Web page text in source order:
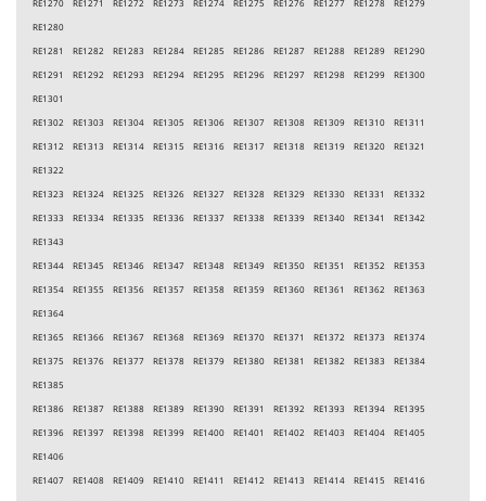
RE1270 RE1271 RE1272 RE1273 RE1274 RE1275 RE1276 RE1277 RE1278 RE1279
RE1280
RE1281 RE1282 RE1283 RE1284 RE1285 RE1286 RE1287 RE1288 RE1289 RE1290
RE1291 RE1292 RE1293 RE1294 RE1295 RE1296 RE1297 RE1298 RE1299 RE1300
RE1301
RE1302 RE1303 RE1304 RE1305 RE1306 RE1307 RE1308 RE1309 RE1310 RE1311
RE1312 RE1313 RE1314 RE1315 RE1316 RE1317 RE1318 RE1319 RE1320 RE1321
RE1322
RE1323 RE1324 RE1325 RE1326 RE1327 RE1328 RE1329 RE1330 RE1331 RE1332
RE1333 RE1334 RE1335 RE1336 RE1337 RE1338 RE1339 RE1340 RE1341 RE1342
RE1343
RE1344 RE1345 RE1346 RE1347 RE1348 RE1349 RE1350 RE1351 RE1352 RE1353
RE1354 RE1355 RE1356 RE1357 RE1358 RE1359 RE1360 RE1361 RE1362 RE1363
RE1364
RE1365 RE1366 RE1367 RE1368 RE1369 RE1370 RE1371 RE1372 RE1373 RE1374
RE1375 RE1376 RE1377 RE1378 RE1379 RE1380 RE1381 RE1382 RE1383 RE1384
RE1385
RE1386 RE1387 RE1388 RE1389 RE1390 RE1391 RE1392 RE1393 RE1394 RE1395
RE1396 RE1397 RE1398 RE1399 RE1400 RE1401 RE1402 RE1403 RE1404 RE1405
RE1406
RE1407 RE1408 RE1409 RE1410 RE1411 RE1412 RE1413 RE1414 RE1415 RE1416